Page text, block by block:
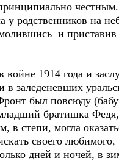
у родственников на
и
1914 года и
заледеневших
был повсюду
братишка
степи, могла
своего любимого,
дней и ночей, в